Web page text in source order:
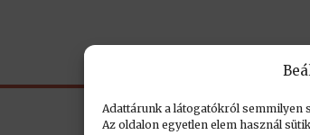
Adattárunk a látogatókról semmilyen
Az oldalon egyetlen elem használ